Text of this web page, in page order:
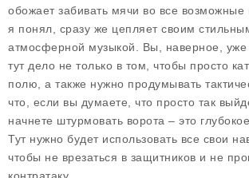
обожает забивать мячи во все возможные
я понял, сразу же цепляет своим
атмосферной музыкой. Вы, наверное, уже
тут дело не только в том, чтобы просто
полю, а также нужно продумывать
что, если вы думаете, что просто так
начнете штурмовать ворота – это
Тут нужно будет использовать все свои
чтобы не врезаться в защитников и не